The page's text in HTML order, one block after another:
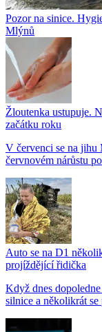
Pozor na sinice.
Mlýnů
Žloutenka ustupuje.
začátku roku
V červenci se na
červnovém nárůstu
Auto se na D1
projíždějící řidička
Když dnes
silnice a několikrát